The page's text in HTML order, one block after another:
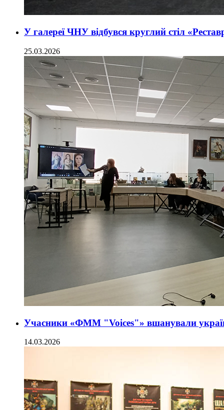
У галереї ЧНУ відбувся круглий стіл
25.03.2026
Учасники «ФММ "Voices"» вшанували
14.03.2026